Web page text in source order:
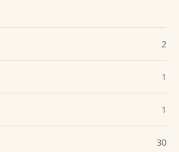
2
1
1
30